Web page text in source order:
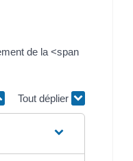
de la <span
Tout déplier